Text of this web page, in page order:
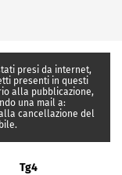
presi da internet,
presenti in questi
alla pubblicazione,
una mail a:
cancellazione del
Tg4